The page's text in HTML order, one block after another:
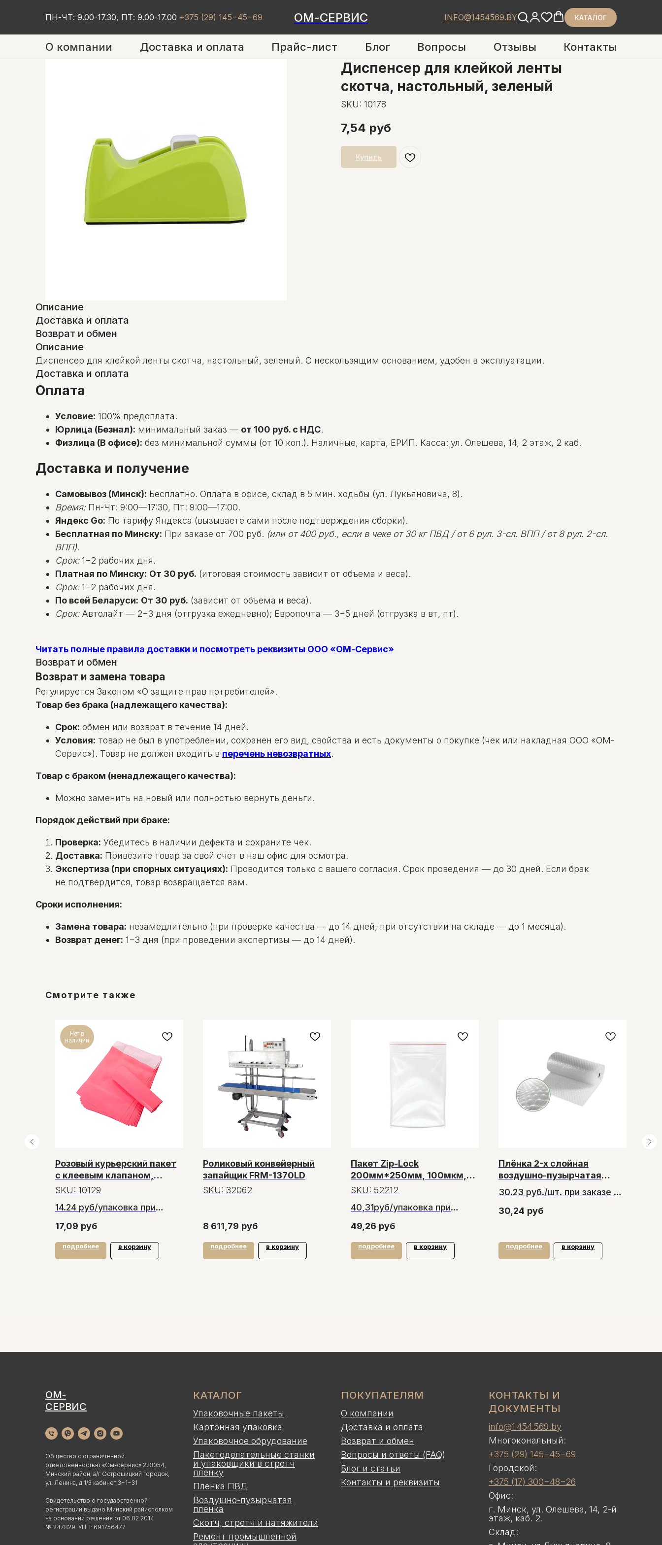
ПН-ЧТ: 9.00-17.30, ПТ: 9.00-17.00 +375 (29) 145−45−69 ОМ-СЕРВИС INFO@1454569.BY КАТАЛОГ
О компании Доставка и оплата Прайс-лист Блог Вопросы Отзывы Контакты
Диспенсер для клейкой ленты
скотча, настольный, зеленый
SKU: 10178
7,54 руб
Купить
Описание
Доставка и оплата
Возврат и обмен
Описание
Диспенсер для клейкой ленты скотча, настольный, зеленый. С нескользящим основанием, удобен в эксплуатации.
Доставка и оплата
Оплата
Условие: 100% предоплата.
Юрлица (Безнал): минимальный заказ — от 100 руб. с НДС.
Физлица (В офисе): без минимальной суммы (от 10 коп.). Наличные, карта, ЕРИП. Касса: ул. Олешева, 14, 2 этаж, 2 каб.
Доставка и получение
Самовывоз (Минск): Бесплатно. Оплата в офисе, склад в 5 мин. ходьбы (ул. Лукьяновича, 8).
Время:Пн-Чт: 9:00—17:30, Пт: 9:00—17:00.
Яндекс Go: По тарифу Яндекса (вызываете сами после подтверждения сборки).
Бесплатная по Минску: При заказе от 700 руб. (или от 400 руб., если в чеке от 30 кг ПВД / от 6 рул. 3-сл. ВПП / от 8 рул. 2-сл.
ВПП).
Срок:1−2 рабочих дня.
Платная по Минску: От 30 руб. (итоговая стоимость зависит от объема и веса).
Срок:1−2 рабочих дня.
По всей Беларуси: От 30 руб. (зависит от объема и веса).
Срок:Автолайт — 2−3 дня (отгрузка ежедневно); Европочта — 3−5 дней (отгрузка в вт, пт).
Читать полные правила доставки и посмотреть реквизиты ООО «ОМ-Сервис»
Возврат и обмен
Возврат и замена товара
Регулируется Законом «О защите прав потребителей».
Товар без брака (надлежащего качества):
Срок: обмен или возврат в течение 14 дней.
Условия: товар не был в употреблении, сохранен его вид, свойства и есть документы о покупке (чек или накладная ООО «ОМ-
Сервис»). Товар не должен входить в перечень невозвратных.
Товар с браком (ненадлежащего качества):
Можно заменить на новый или полностью вернуть деньги.
Порядок действий при браке:
Проверка: Убедитесь в наличии дефекта и сохраните чек.
Доставка: Привезите товар за свой счет в наш офис для осмотра.
Экспертиза (при спорных ситуациях): Проводится только с вашего согласия. Срок проведения — до 30 дней. Если брак
не подтвердится, товар возвращается вам.
Сроки исполнения:
Замена товара: незамедлительно (при проверке качества — до 14 дней, при отсутствии на складе — до 1 месяца).
Возврат денег: 1−3 дня (при проведении экспертизы — до 14 дней).
Смотрите также
Нет в
наличии
Розовый курьерский пакет
с клеевым клапаном,
170*260 мм, упаковка 100
SKU: 10129
14.24 руб/упаковка при
заказе от 20 упаковок
17,09 руб
подробнее в корзину
Роликовый конвейерный
запайщик FRM-1370LD
SKU: 32062
8 611,79 руб
подробнее в корзину
Пакет Zip-Lock
200мм*250мм, 100мкм,
особопрочные, 100 пакетов
SKU: 52212
40,31руб/упаковка при
заказе от 150 упаковок
49,26 руб
подробнее в корзину
Плёнка 2-х слойная
воздушно-пузырчатая
0,4м*100м
30.23 руб./шт. при заказе от
100 шт.
30,24 руб
подробнее в корзину
ОМ-
СЕРВИС
Общество с ограниченной
ответственностью «Ом-сервис» 223054,
Минский район, а/г Острошицкий городок,
ул. Ленина, д 1/3 кабинет 3−1−31
Свидетельство о государственной
регистрации выдано Минский райисполком
на основании решения от 06.02.2014
№ 247829. УНП: 691756477.
КАТАЛОГ
Упаковочные пакеты
Картонная упаковка
Упаковочное обрудование
Пакетоделательные станки
и упаковщики в стретч
пленку
Пленка ПВД
Воздушно-пузырчатая
пленка
Скотч, стретч и натяжители
Ремонт промышленной
ПОКУПАТЕЛЯМ
О компании
Доставка и оплата
Возврат и обмен
Вопросы и ответы (FAQ)
Блог и статьи
Контакты и реквизиты
КОНТАКТЫ И
ДОКУМЕНТЫ
info@1 454 569.by
Многокональный:
+375 (29) 145−45−69
Городской:
+375 (17) 300−48−26
Офис:
г. Минск, ул. Олешева, 14, 2-й
этаж, каб. 2.
Склад: